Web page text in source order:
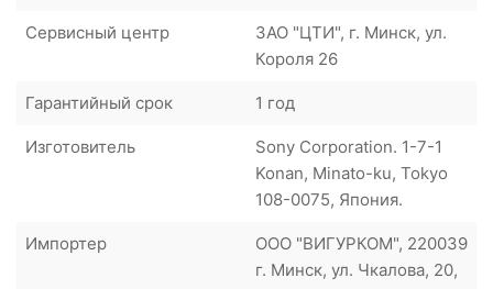
Сервисный центр
ЗАО "ЦТИ", г. Минск, ул.
Короля 26
Гарантийный срок 1 год
Изготовитель
Sony Corporation. 1-7-1
Konan, Minato-ku, Tokyo
108-0075, Япония.
Импортер
ООО "ВИГУРКОМ", 220039
г. Минск, ул. Чкалова, 20,